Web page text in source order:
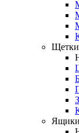
Щетки
Ящики